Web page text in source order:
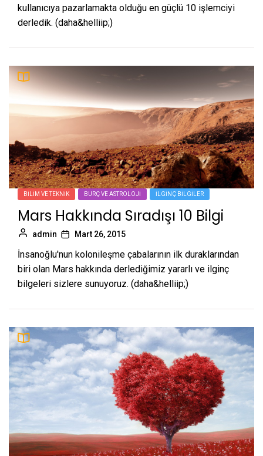
kullanıcıya pazarlamakta olduğu en güçlü 10 işlemciyi
derledik. (daha&helliip;)
BILIM VE TEKNIK BURÇ VE ASTROLOJI İLGINÇ BILGILER
Mars Hakkında Sıradışı 10 Bilgi
admin Mart 26, 2015
İnsanoğlu'nun kolonileşme çabalarının ilk duraklarından
biri olan Mars hakkında derlediğimiz yararlı ve ilginç
bilgeleri sizlere sunuyoruz. (daha&helliip;)